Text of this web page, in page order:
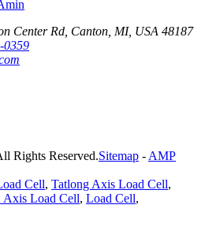
Center Rd, Canton, MI, USA 48187
0359
Rights Reserved.Sitemap - AMP
Cell, Tatlong Axis Load Cell,
Axis Load Cell, Load Cell,